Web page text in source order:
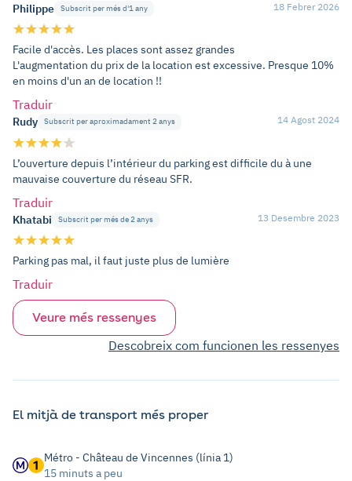
Philippe Subscrit per més d'1 any 18 Febrer 2026
Facile d'accès. Les places sont assez grandes
L'augmentation du prix de la location est excessive. Presque 10%
en moins d'un an de location !!
Traduir
Rudy Subscrit per aproximadament 2 anys 14 Agost 2024
L’ouverture depuis l’intérieur du parking est difficile du à une
mauvaise couverture du réseau SFR.
Traduir
Khatabi Subscrit per més de 2 anys 13 Desembre 2023
Parking pas mal, il faut juste plus de lumière
Traduir
Veure més ressenyes
Descobreix com funcionen les ressenyes
El mitjà de transport més proper
Métro - Château de Vincennes (línia 1)
15 minuts a peu